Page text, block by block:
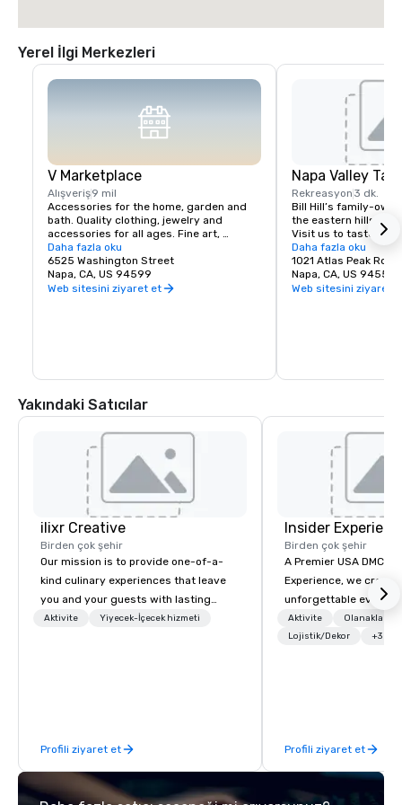
Yerel İlgi Merkezleri
V Marketplace
Alışveriş9 mil
Accessories for the home, garden and
bath. Quality clothing, jewelry and
accessories for all ages. Fine art,
gourmet foods, chocolates, wines and
wine tasting. Romantic gifts and
collectibles from Napa Valley and around
the world, complementing a delightful
Daha fazla oku
6525 Washington Street
Napa, CA, US 94599
Web sitesini ziyaret et
Napa Valley
Rekreasyon 3 dk.
Bill Hill’s family-
the eastern hills of
Visit us to taste
38° & Tetra wines.
Daha fazla oku
1021 Atlas Peak Rd
Napa, CA, US 94559
Web sitesini ziyaret
Yakındaki Satıcılar
ilixr Creative
Birden çok şehir
Our mission is to provide one-of-a-
kind culinary experiences that leave
you and your guests with lasting
memories and satiated palates. Every
catering industry.
Aktivite Yiyecek-İçecek hizmeti
Profili ziyaret et
Insider
Birden çok şehir
A Premier USA DMC Partner
Experience, we create
unforgettable events
access to premium
class entertainment,
times, all-inclusive
turnarounds, strong
Aktivite
Olanaklar/
Lojistik/Dekor
+3
Profili ziyaret et